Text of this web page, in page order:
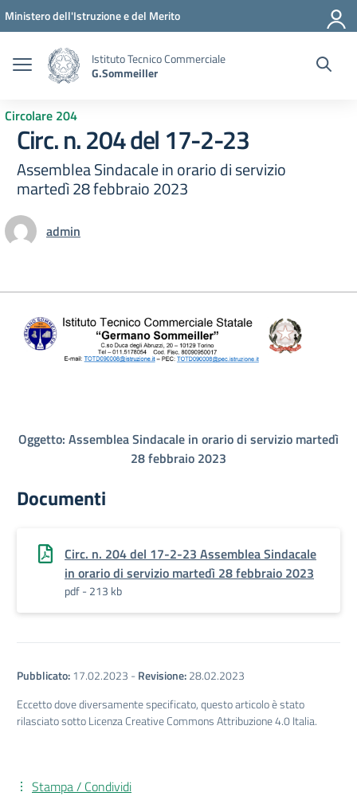
Vai ai contenuti
Vai al menu di navigazione
Vai al footer
Ministero dell'Istruzione e del Merito
Istituto Tecnico Commerciale
G.Sommeiller
Circolare 204
Circ. n. 204 del 17-2-23
Assemblea Sindacale in orario di servizio
martedì 28 febbraio 2023
admin
Oggetto: Assemblea Sindacale in orario di servizio martedì
28 febbraio 2023
Documenti
Circ. n. 204 del 17-2-23 Assemblea Sindacale
in orario di servizio martedì 28 febbraio 2023
pdf - 213 kb
Pubblicato:17.02.2023 -Revisione:28.02.2023
Eccetto dove diversamente specificato, questo articolo è stato
rilasciato sotto Licenza Creative Commons Attribuzione 4.0 Italia.
Stampa / Condividi